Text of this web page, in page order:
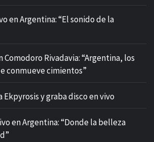
en Argentina: “El sonido de la
Comodoro Rivadavia: “Argentina, los
conmueve cimientos”
Ekpyrosis y graba disco en vivo
en Argentina: “Donde la belleza